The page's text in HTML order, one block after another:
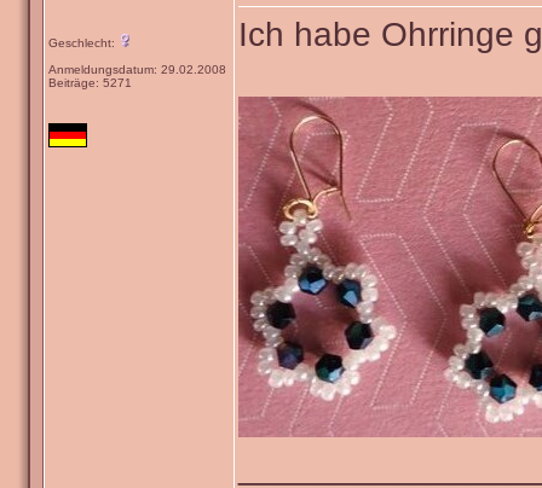
Geschlecht:
Anmeldungsdatum: 29.02.2008
Beiträge: 5271
Ich habe Ohrringe